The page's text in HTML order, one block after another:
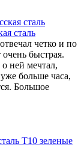
сталь
четко и по
очень быстрая.
ней мечтал,
больше часа,
Большое